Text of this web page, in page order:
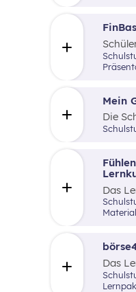
Mein
Die
Das
Das